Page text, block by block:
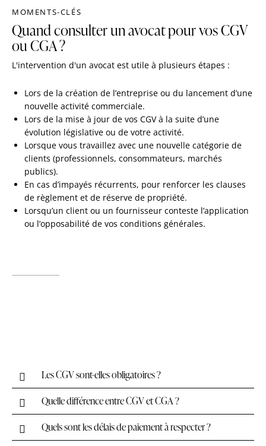
MOMENTS-CLÉS
Quand consulter un avocat pour vos CGV
ou CGA ?
L'intervention d'un avocat est utile à plusieurs étapes :
Lors de la création de l’entreprise ou du lancement d’une
nouvelle activité commerciale.
Lors de la mise à jour de vos CGV à la suite d’une
évolution législative ou de votre activité.
Lorsque vous travaillez avec une nouvelle catégorie de
clients (professionnels, consommateurs, marchés
publics).
En cas d’impayés récurrents, pour renforcer les clauses
de règlement et de réserve de propriété.
Lorsqu’un client ou un fournisseur conteste l’application
ou l’opposabilité de vos conditions générales.
Les CGV sont-elles obligatoires ?
Quelle différence entre CGV et CGA ?
Quels sont les délais de paiement à respecter ?